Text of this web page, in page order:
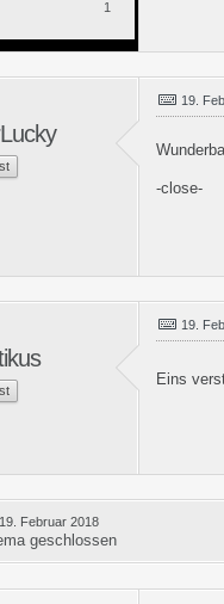
1
19.
-close-
19.
Eins
19. Februar 2018
geschlossen